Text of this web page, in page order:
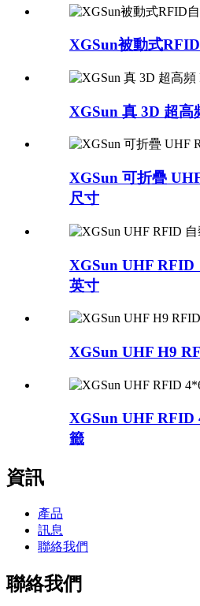
XGSun被動式
XGSun 真 3D 超
XGSun 可折疊
尺寸
XGSun UHF RFID
英寸
XGSun UHF H9
XGSun UHF RFID
籤
資訊
產品
訊息
聯絡我們
聯絡我們